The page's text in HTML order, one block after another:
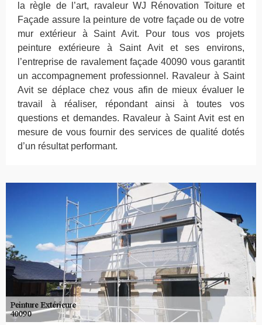
la règle de l’art, ravaleur WJ Rénovation Toiture et
Façade assure la peinture de votre façade ou de votre
mur extérieur à Saint Avit. Pour tous vos projets
peinture extérieure à Saint Avit et ses environs,
l’entreprise de ravalement façade 40090 vous garantit
un accompagnement professionnel. Ravaleur à Saint
Avit se déplace chez vous afin de mieux évaluer le
travail à réaliser, répondant ainsi à toutes vos
questions et demandes. Ravaleur à Saint Avit est en
mesure de vous fournir des services de qualité dotés
d’un résultat performant.